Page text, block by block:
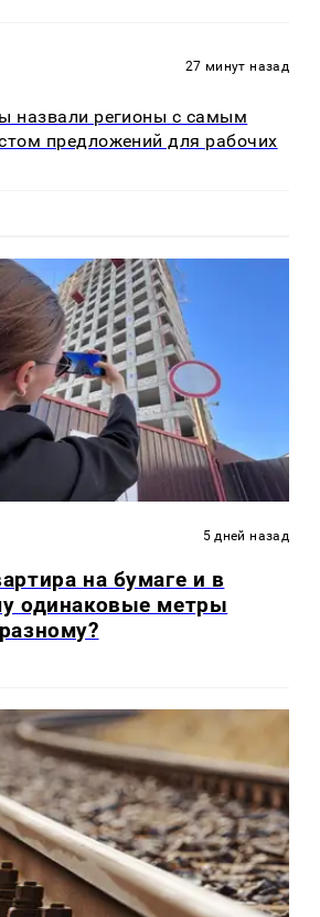
27 минут назад
назвали регионы с самым
предложений для рабочих
5 дней назад
на бумаге и в
одинаковые метры